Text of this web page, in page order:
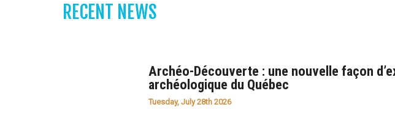
RECENT NEWS
Archéo-Découverte : une nouvelle façon
archéologique du Québec
Tuesday, July 28th 2026